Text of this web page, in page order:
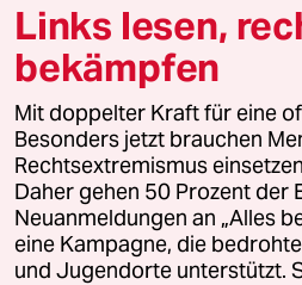
die Angriffe aber
Gesundheit, Leben
eigentlich als
Umfeld ("Dies
dass vermehrt
angegriffen
(und ist) das
meistkommentiert
Links lesen,
bekämpfen
Mit doppelter Kraft für eine
Besonders jetzt brauchen
Rechtsextremismus
Daher gehen 50 Prozent der
Neuanmeldungen an „Alles
eine Kampagne, die
und Jugendorte unterstützt.